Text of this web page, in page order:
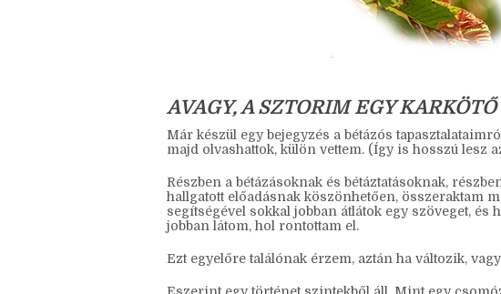
Már készül egy bejegyzés a bétázós
majd olvashattok, külön vettem. (Így is hosszú lesz
hallgatott előadásnak köszönhetően, összeraktam
jobban látom, hol rontottam el.